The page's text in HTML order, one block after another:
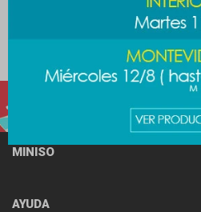
MINISO
AYUDA